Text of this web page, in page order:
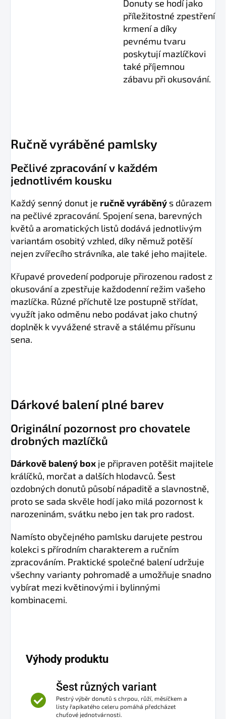
Donuty se hodí jako
příležitostné zpestření
krmení a díky
pevnému tvaru
poskytují mazlíčkovi
také příjemnou
zábavu při okusování.
Ručně vyráběné pamlsky
Pečlivé zpracování v každém
jednotlivém kousku
Každý senný donut je ručně vyráběný s důrazem
na pečlivé zpracování. Spojení sena, barevných
květů a aromatických listů dodává jednotlivým
variantám osobitý vzhled, díky němuž potěší
nejen zvířecího strávníka, ale také jeho majitele.
Křupavé provedení podporuje přirozenou radost z
okusování a zpestřuje každodenní režim vašeho
mazlíčka. Různé příchutě lze postupně střídat,
využít jako odměnu nebo podávat jako chutný
doplněk k vyvážené stravě a stálému přísunu
sena.
Dárkové balení plné barev
Originální pozornost pro chovatele
drobných mazlíčků
Dárkově balený box je připraven potěšit majitele
králíčků, morčat a dalších hlodavců. Šest
ozdobných donutů působí nápaditě a slavnostně,
proto se sada skvěle hodí jako milá pozornost k
narozeninám, svátku nebo jen tak pro radost.
Namísto obyčejného pamlsku darujete pestrou
kolekci s přírodním charakterem a ručním
zpracováním. Praktické společné balení udržuje
všechny varianty pohromadě a umožňuje snadno
vybírat mezi květinovými i bylinnými
kombinacemi.
Výhody produktu
Šest různých variant
Pestrý výběr donutů s chrpou, růží, měsíčkem a
listy řapíkatého celeru pomáhá předcházet
chuťové jednotvárnosti.